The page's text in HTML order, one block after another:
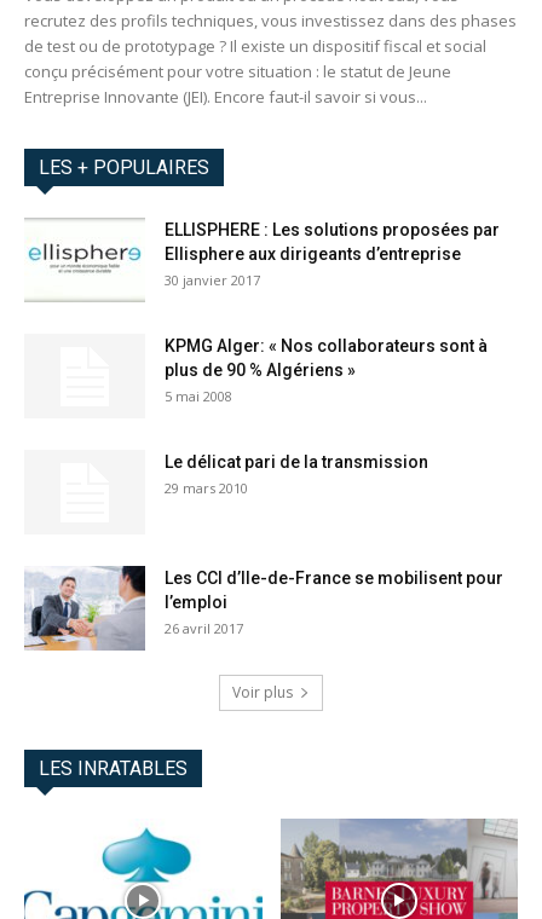
recrutez des profils techniques, vous investissez dans des phases
de test ou de prototypage ? Il existe un dispositif fiscal et social
conçu précisément pour votre situation : le statut de Jeune
Entreprise Innovante (JEI). Encore faut-il savoir si vous...
LES + POPULAIRES
ELLISPHERE : Les solutions proposées par
Ellisphere aux dirigeants d’entreprise
30 janvier 2017
KPMG Alger: « Nos collaborateurs sont à
plus de 90 % Algériens »
5 mai 2008
Le délicat pari de la transmission
29 mars 2010
Les CCI d’Ile-de-France se mobilisent pour
l’emploi
26 avril 2017
Voir plus
LES INRATABLES